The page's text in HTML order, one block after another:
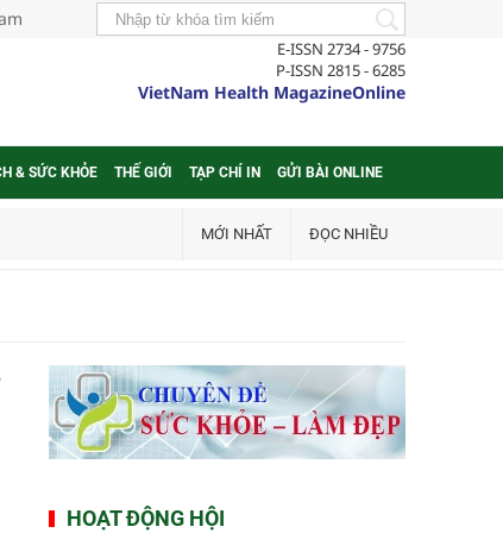
E-ISSN 2734 - 9756
P-ISSN 2815 - 6285
VietNam Health MagazineOnline
& SỨC KHỎE THẾ GIỚI TẠP CHÍ IN GỬI BÀI ONLINE
MỚI NHẤT ĐỌC NHIỀU
HOẠT ĐỘNG HỘI